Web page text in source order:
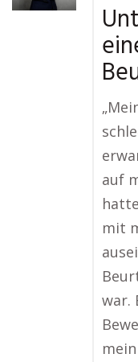
auf
mit
war.